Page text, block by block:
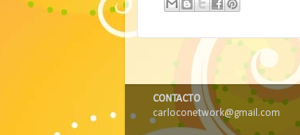
CONTACTO
carloconetwork@gmail.com